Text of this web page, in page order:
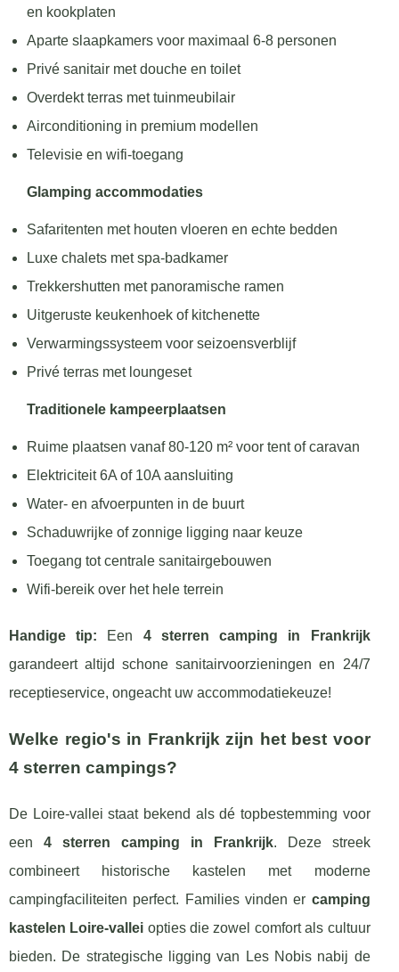
en kookplaten
Aparte slaapkamers voor maximaal 6-8 personen
Privé sanitair met douche en toilet
Overdekt terras met tuinmeubilair
Airconditioning in premium modellen
Televisie en wifi-toegang
Glamping accommodaties
Safaritenten met houten vloeren en echte bedden
Luxe chalets met spa-badkamer
Trekkershutten met panoramische ramen
Uitgeruste keukenhoek of kitchenette
Verwarmingssysteem voor seizoensverblijf
Privé terras met loungeset
Traditionele kampeerplaatsen
Ruime plaatsen vanaf 80-120 m² voor tent of caravan
Elektriciteit 6A of 10A aansluiting
Water- en afvoerpunten in de buurt
Schaduwrijke of zonnige ligging naar keuze
Toegang tot centrale sanitairgebouwen
Wifi-bereik over het hele terrein
Handige tip: Een 4 sterren camping in Frankrijk
garandeert altijd schone sanitairvoorzieningen en 24/7
receptieservice, ongeacht uw accommodatiekeuze!
Welke regio's in Frankrijk zijn het best voor
4 sterren campings?
De Loire-vallei staat bekend als dé topbestemming voor
een 4 sterren camping in Frankrijk. Deze streek
combineert historische kastelen met moderne
campingfaciliteiten perfect. Families vinden er camping
kastelen Loire-vallei opties die zowel comfort als cultuur
bieden. De strategische ligging van Les Nobis nabij de